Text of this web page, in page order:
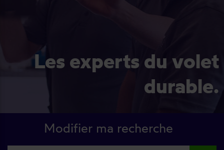
Les experts du volet
durable.
Modifier ma recherche